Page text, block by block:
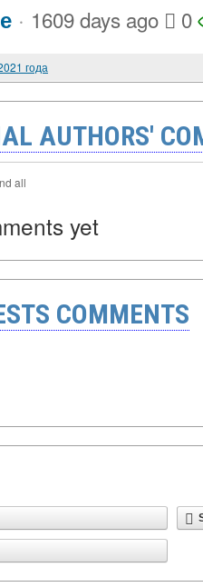
· 1609 days ago 0
года
AUTHORS'
all
yet
COMMENTS